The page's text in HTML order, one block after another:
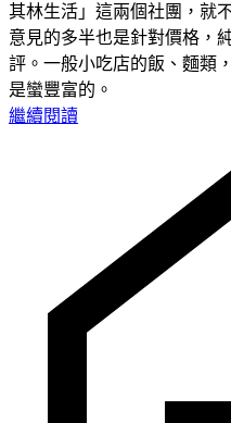
其林生活」這兩個社團，就
意見的多半也是針對價格，
評。一般小吃店的飯、麵類
是蠻豐富的。
繼續閱讀